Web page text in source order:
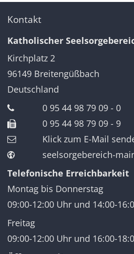
Kontakt
Katholischer
Kirchplatz 2
96149 Breitengüßbach
Deutschland
0 95 44 98 79 09 - 0
0 95 44 98 79 09 - 9
Klick zum E-Mail
seelsorgebereich-
Telefonische Erreichbarkeit
Montag bis Donnerstag
09:00-12:00 Uhr und 14:00-
Freitag
09:00-12:00 Uhr und 16:00-